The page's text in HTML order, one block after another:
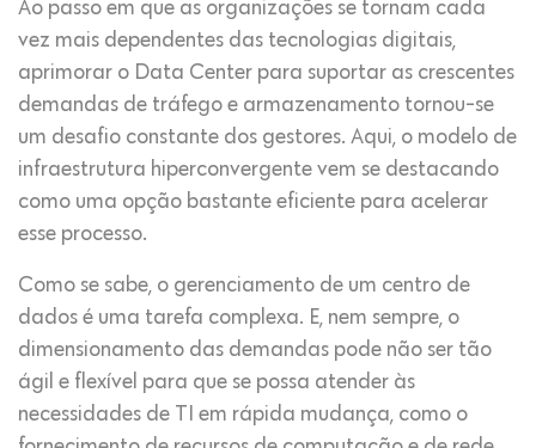
Ao passo em que as organizações se tornam cada
vez mais dependentes das tecnologias digitais,
aprimorar o Data Center para suportar as crescentes
demandas de tráfego e armazenamento tornou-se
um desafio constante dos gestores. Aqui, o modelo de
infraestrutura hiperconvergente vem se destacando
como uma opção bastante eficiente para acelerar
esse processo.
Como se sabe, o gerenciamento de um centro de
dados é uma tarefa complexa. E, nem sempre, o
dimensionamento das demandas pode não ser tão
ágil e flexível para que se possa atender às
necessidades de TI em rápida mudança, como o